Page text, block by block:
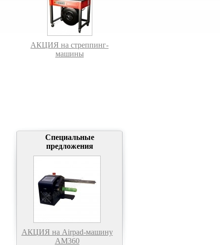
АКЦИЯ на стреппинг-
машины
Специальные
предложения
АКЦИЯ на Airpad-машину
АМ360